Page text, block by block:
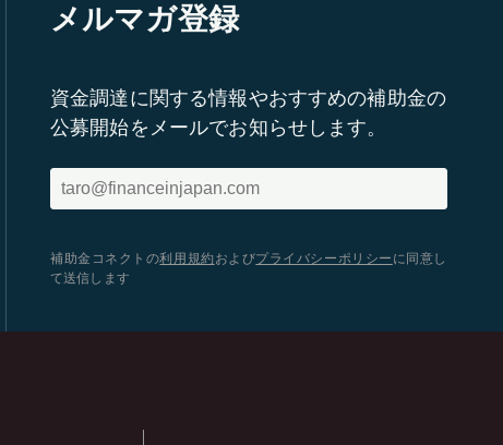
メルマガ登録
資金調達に関する情報やおすすめの補助金の
公募開始をメールでお知らせします。
補助金コネクトの利用規約 およびプライバシーポリシー に同意し
て送信します